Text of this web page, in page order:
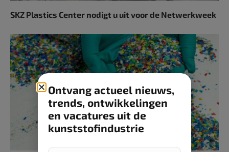
SKZ Plastics Center nodigt u uit voor de Netwerkweek
Ontvang actueel nieuws,
trends, ontwikkelingen
en vacatures uit de
kunststofindustrie